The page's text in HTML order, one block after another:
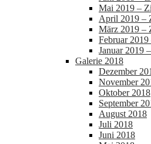
Mai 2019 –
April 2019 –
März 2019 –
Februar
Januar 2019
Galerie 2018
Dezember
November
Oktober 2018
September
August 2018
Juli 2018
Juni 2018